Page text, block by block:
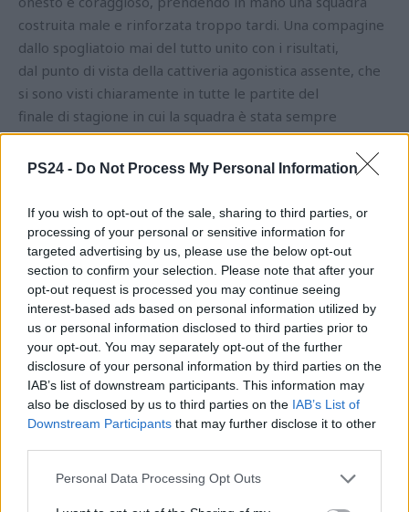
PS24 - Do Not Process My Personal Information
If you wish to opt-out of the sale, sharing to third parties, or
processing of your personal or sensitive information for
targeted advertising by us, please use the below opt-out
section to confirm your selection. Please note that after your
opt-out request is processed you may continue seeing
interest-based ads based on personal information utilized by
us or personal information disclosed to third parties prior to
your opt-out. You may separately opt-out of the further
disclosure of your personal information by third parties on the
IAB’s list of downstream participants. This information may
also be disclosed by us to third parties on the IAB’s List of
Downstream Participants that may further disclose it to other
Personal Data Processing Opt Outs
costruita male e rinforzata troppo tardi. Una compagine
dallo spogliatoio mai del tutto unito con i risultati,
dal punto di vista della cattiveria agonistica assente, che
si sono visti chiaramente in tutte le partite del
finale di stagione in cui la squadra è stata sempre
rimontata o superata. Non ci si salva così e infatti ciò non
è avvenuto. Peccato perché con quella classifica
per
attendere la salvezza dei biancazzurri che, artefici del
proprio destino, hanno declinato l’invito
abbandonandosi alla terza serie. I pescaresi amano il
vero calcio e meritano di meglio!